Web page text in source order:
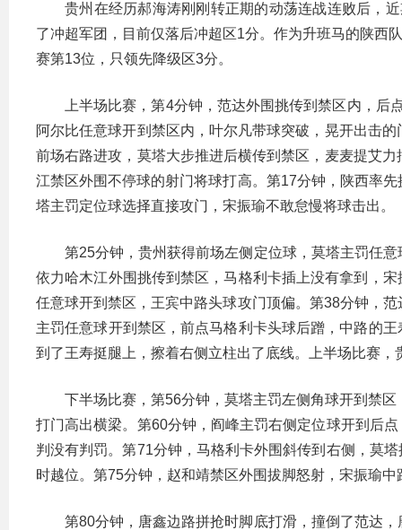
贵州在经历郝海涛刚刚转正期的动荡连战连败后，
了冲超军团，目前仅落后冲超区1分。作为升班马的陕西
赛第13位，只领先降级区3分。
上半场比赛，第4分钟，范达外围挑传到禁区内，
阿尔比任意球开到禁区内，叶尔凡带球突破，晃开出击
前场右路进攻，莫塔大步推进后横传到禁区，麦麦提艾
江禁区外围不停球的射门将球打高。第17分钟，陕西率
塔主罚定位球选择直接攻门，宋振瑜不敢怠慢将球击出。
第25分钟，贵州获得前场左侧定位球，莫塔主罚任
依力哈木江外围挑传到禁区，马格利卡插上没有拿到，
任意球开到禁区，王宾中路头球攻门顶偏。第38分钟，
主罚任意球开到禁区，前点马格利卡头球后蹭，中路的
到了王寿挺腿上，擦着右侧立柱出了底线。上半场比赛，
下半场比赛，第56分钟，莫塔主罚左侧角球开到禁
打门高出横梁。第60分钟，阎峰主罚右侧定位球开到后
判没有判罚。第71分钟，马格利卡外围斜传到右侧，莫
时越位。第75分钟，赵和靖禁区外围拔脚怒射，宋振瑜中
第80分钟，唐鑫边路拼抢时脚底打滑，撞倒了范达